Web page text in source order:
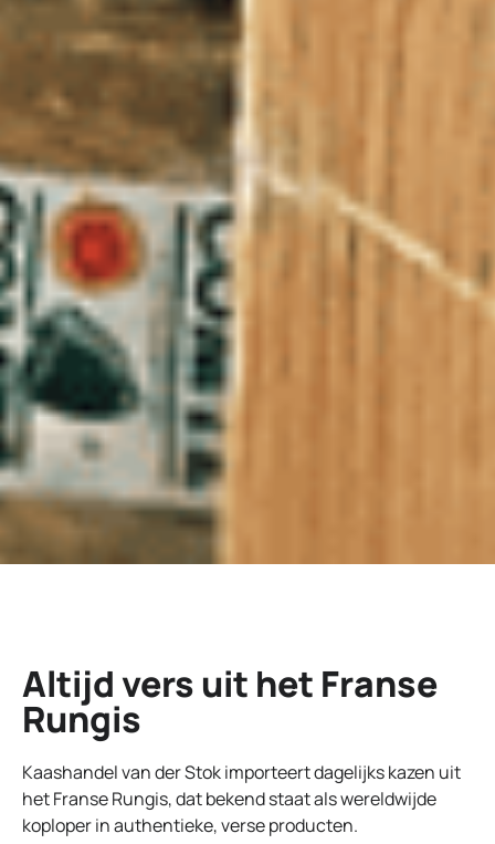
Altijd vers uit het Franse
Rungis
Kaashandel van der Stok importeert dagelijks kazen uit
het Franse Rungis, dat bekend staat als wereldwijde
koploper in authentieke, verse producten.